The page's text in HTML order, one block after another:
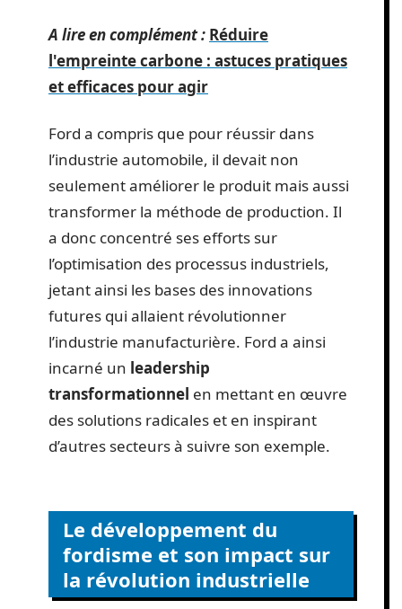
A lire en complément : Réduire
l'empreinte carbone : astuces pratiques
et efficaces pour agir
Ford a compris que pour réussir dans
l’industrie automobile, il devait non
seulement améliorer le produit mais aussi
transformer la méthode de production. Il
a donc concentré ses efforts sur
l’optimisation des processus industriels,
jetant ainsi les bases des innovations
futures qui allaient révolutionner
l’industrie manufacturière. Ford a ainsi
incarné un leadership
transformationnel en mettant en œuvre
des solutions radicales et en inspirant
d’autres secteurs à suivre son exemple.
Le développement du
fordisme et son impact sur
la révolution industrielle